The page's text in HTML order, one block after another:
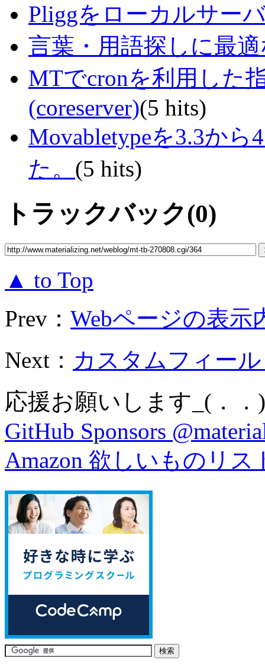
Pliggをローカルサー
言葉・用語探しに最
MTでcronを利用した
(coreserver)(5 hits)
Movabletypeを3.3か
た。 (5 hits)
トラックバック(0)
▲ to Top
Prev： Webページの表示
Next： カスタムフィー
応援お願いします_(．．
GitHub Sponsors
Amazon 欲しいものリス